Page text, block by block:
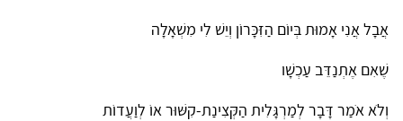
אֲבָל אֲנִי אָמוּת בְּיוֹם הַזִּכָּרוֹן וְיֵשׁ לִי מִשְׁאָלָה
שֶׁאִם אֶתְנַדֵּב עַכְשָׁו
וְלֹא אֹמַר דָּבָר לְמַרְגָּלִית הַקְּצִינַת-קִשּׁוּר אוֹ לְוַעֲדוֹת